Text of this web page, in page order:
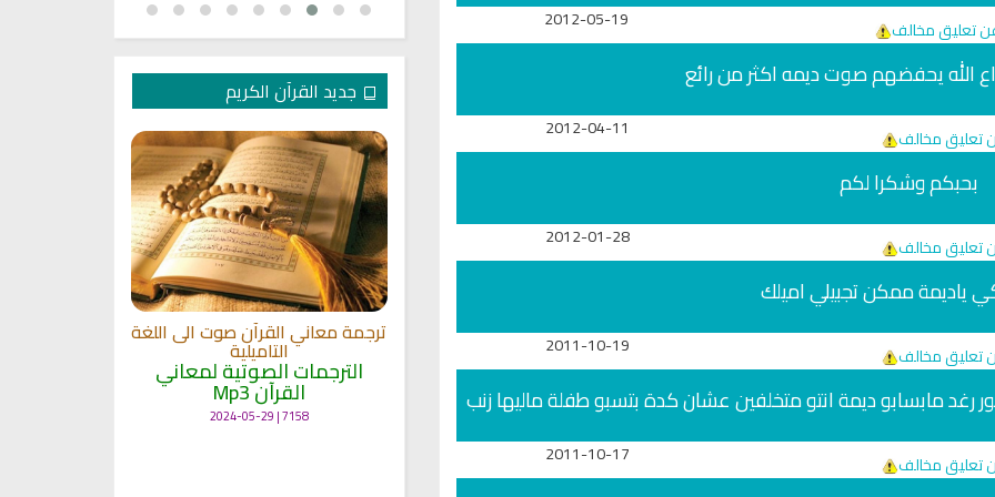
تعليق مخالف 2012-05-19
الله يحفضهم صوت ديمه اكثر من رائع
تعليق مخالف 2012-04-11
بحبكم وشكرا لكم
تعليق مخالف 2012-01-28
ياديمة ممكن تجبيلي اميلك
تعليق مخالف 2011-10-19
رغد مابسابو ديمة انتو متخلفين عشان كدة بتسبو طفلة ماليها زنب
تعليق مخالف 2011-10-17
جديد القرآن الكريم
ترجمة معاني القرآن صوت الى اللغة
التايلاندية
الترجمات الصوتية لمعاني
القرآن Mp3
6808 | 2024-05-29
العفاسي تهتز لها القلوب
تلاوات منوعة
13813 | 2024-05-29
ترجمة معاني القرآن صوت الى اللغة
التاميلية
الترجمات الصوتية لمعاني
القرآن Mp3
7158 | 2024-05-29